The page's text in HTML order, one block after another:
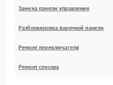
Замена панели управления
Разблокировка варочной панели
Ремонт переключателя
Ремонт сенсора